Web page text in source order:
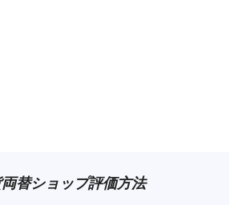
替ショップ評価方法